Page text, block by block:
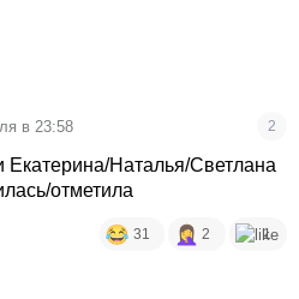
в 23:58 2
Екатерина/Наталья/Светлана
отметила
31 2 1